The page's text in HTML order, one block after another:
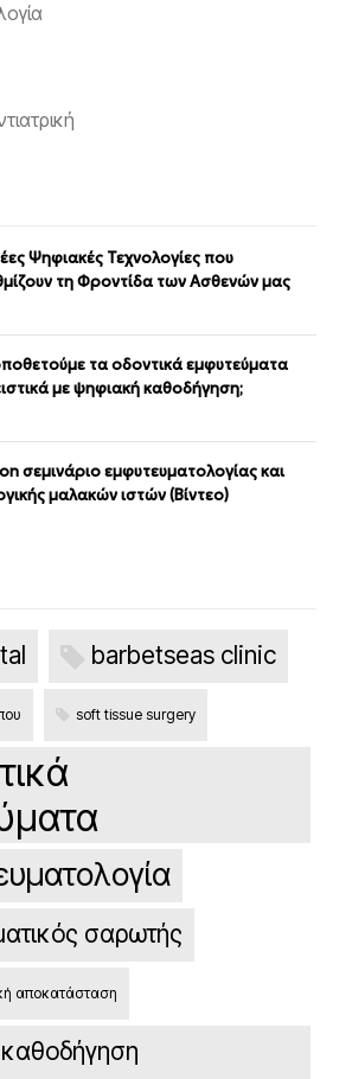
Ψηφιακές Τεχνολογίες που
τη Φροντίδα των Ασθενών μας
τα οδοντικά εμφυτεύματα
με ψηφιακή καθοδήγηση;
σεμινάριο εμφυτευματολογίας και
μαλακών ιστών (Βίντεο)
barbetseas clinic
soft tissue surgery
σαρωτής
αποκατάσταση